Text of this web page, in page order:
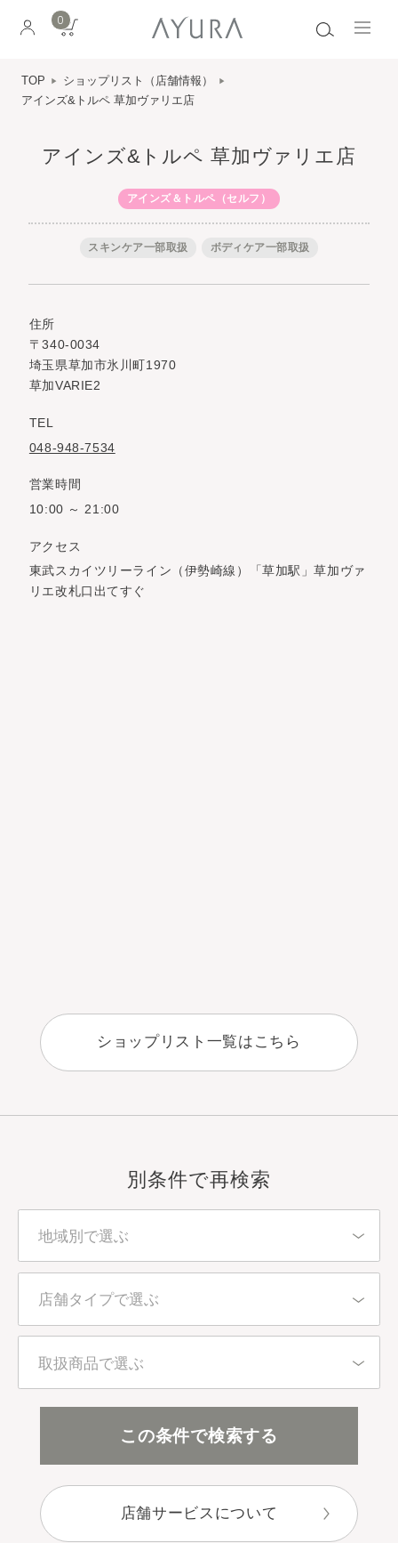
0
TOP
ショップリスト（店舗情報）
アインズ&トルペ 草加ヴァリエ店
アインズ&トルペ 草加ヴァリエ店
アインズ＆トルペ（セルフ）
スキンケア一部取扱 ボディケア一部取扱
住所
〒340-0034
埼玉県草加市氷川町1970
草加VARIE2
TEL
048-948-7534
営業時間
10:00 ～ 21:00
アクセス
東武スカイツリーライン（伊勢崎線）「草加駅」草加ヴァ
リエ改札口出てすぐ
ショップリスト一覧はこちら
別条件で再検索
地域別で選ぶ
北海道・東北
店舗タイプで選ぶ
百貨店・直営店
アインズ＆トルペ（カウンセリング）
アインズ＆トルペ（セルフ）
セレクトショップ
取扱商品で選ぶ
ボディケア
この条件で検索する
店舗サービスについて